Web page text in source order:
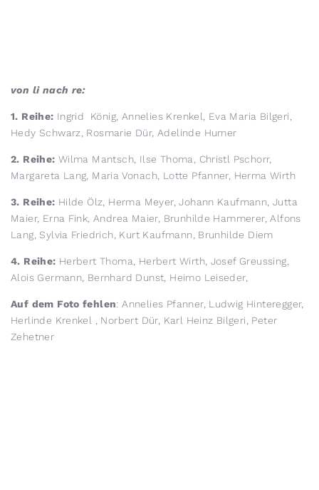
von li nach re:
1. Reihe: Ingrid König, Annelies Krenkel, Eva Maria Bilgeri,
Hedy Schwarz, Rosmarie Dür, Adelinde Humer
2. Reihe: Wilma Mantsch, Ilse Thoma, Christl Pschorr,
Margareta Lang, Maria Vonach, Lotte Pfanner, Herma Wirth
3. Reihe: Hilde Ölz, Herma Meyer, Johann Kaufmann, Jutta
Maier, Erna Fink, Andrea Maier, Brunhilde Hammerer, Alfons
Lang, Sylvia Friedrich, Kurt Kaufmann, Brunhilde Diem
4. Reihe: Herbert Thoma, Herbert Wirth, Josef Greussing,
Alois Germann, Bernhard Dunst, Heimo Leiseder,
Auf dem Foto fehlen: Annelies Pfanner, Ludwig Hinteregger,
Herlinde Krenkel , Norbert Dür, Karl Heinz Bilgeri, Peter
Zehetner